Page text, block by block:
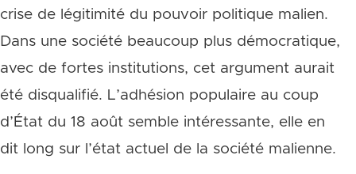
crise de légitimité du pouvoir politique malien.
Dans une société beaucoup plus démocratique,
avec de fortes institutions, cet argument aurait
été disqualifié. L’adhésion populaire au coup
d’État du 18 août semble intéressante, elle en
dit long sur l’état actuel de la société malienne.